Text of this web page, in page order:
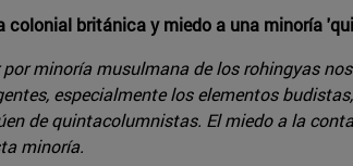
colonial británica y miedo a una minoría
minoría musulmana de los rohingyas
especialmente los elementos
de quintacolumnistas. El miedo a la
minoría.